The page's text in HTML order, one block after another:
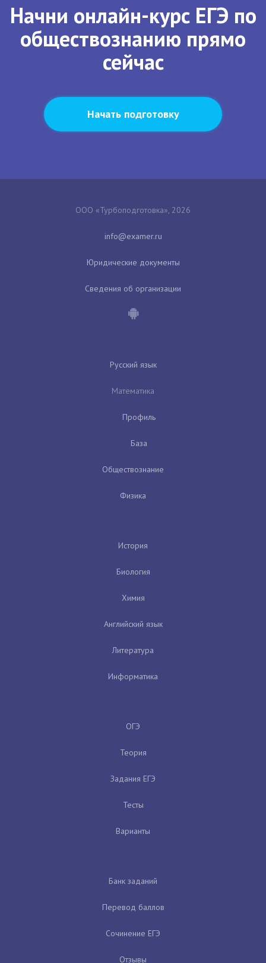
Начни онлайн-курс ЕГЭ по
обществознанию прямо
сейчас
Начать подготовку
ООО «Турбоподготовка», 2026
Юридические документы
Сведения об организации
Русский язык
Математика
Профиль
База
Обществознание
Физика
История
Биология
Химия
Английский язык
Литература
Информатика
ОГЭ
Теория
Задания ЕГЭ
Тесты
Варианты
Банк заданий
Перевод баллов
Сочинение ЕГЭ
Отзывы